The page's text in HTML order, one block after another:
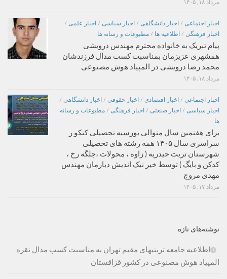
مرداد ۱۸, ۱۴۰۵
اخبار اجتماعی / اخبار دانشگاهی / اخبار سیاسی / اخبار علمی /
اخبار فرهنگی / اطلاعیه ها / مطبوعات و رسانه ها
پیام تبریک به خانواده محترم مهندس درویشی
همشهری عزیزمان بمناسبت کسب مدال فرزندشان
محمد رضا درویشی در المپیاد هوش مصنوعی
مرداد ۱۸, ۱۴۰۵
اخبار اجتماعی / اخبار اقتصادی / اخبار حقوقی / اخبار دانشگاهی /
اخبار سیاسی / اخبار صنعتی / اخبار فرهنگی / مطبوعات و رسانه
ها
برای هفتمین سال متوالی بورسیه تحصیلی کنکو ر
سراسری سال ۱۴۰۵ همه رشته های تحصیلی
شهرستان تربت حیدریه ( زاوه ، محولات ،جلگه رخ ،
کدکن و بایگ ) توسط خیر نیک اندیش دیارمان مهندس
مهدی مروج
مرداد ۱۷, ۱۴۰۵
نوشته‌های تازه
اطلاعیه جامعه تربتیهای مقیم تهران به مناسبت کسب مدال نقره
المپیاد هوش مصنوعی در کشور قزاقستان